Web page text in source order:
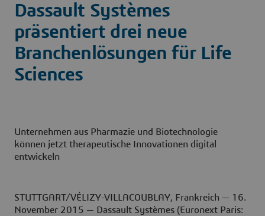
Dassault Systèmes
präsentiert drei neue
Branchenlösungen für Life
Sciences
Unternehmen aus Pharmazie und Biotechnologie
können jetzt therapeutische Innovationen digital
entwickeln
STUTTGART/VÉLIZY-VILLACOUBLAY, Frankreich — 16.
November 2015 — Dassault Systèmes (Euronext Paris: